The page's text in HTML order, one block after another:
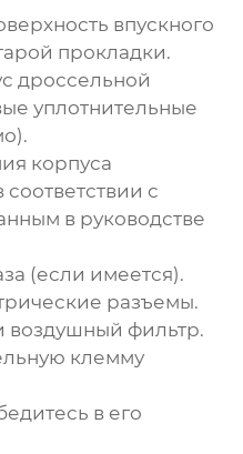
впускного
прокладки.
дроссельной
уплотнительные
корпуса
с
в руководстве
(если имеется).
разъемы.
воздушный фильтр.
клемму
в его